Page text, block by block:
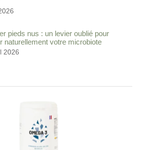
pieds nus : un levier oublié pour
naturellement votre microbiote
2026